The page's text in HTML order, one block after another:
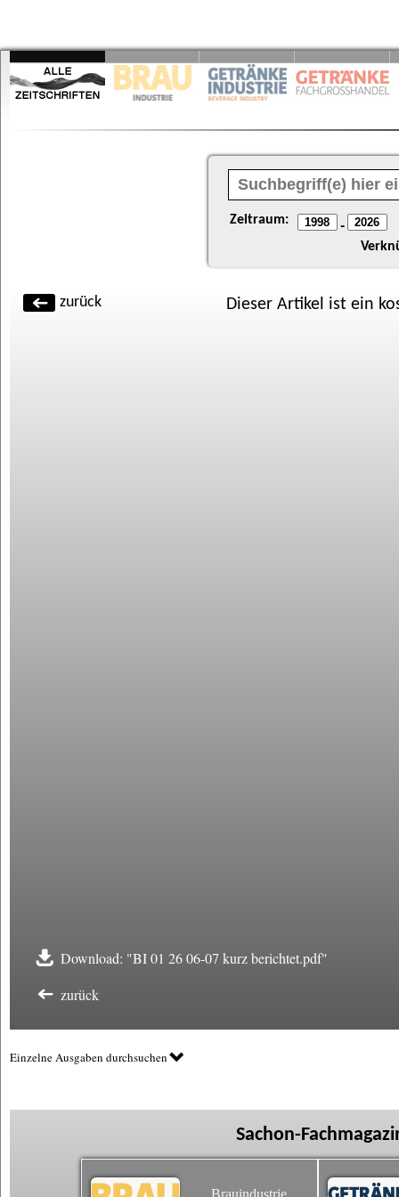
Zeitraum: -
zurück Dieser Artikel ist ein
Download: "BI 01 26 06-07 kurz berichtet.pdf"
zurück
Einzelne Ausgaben durchsuchen
Sachon-
Brauindustrie